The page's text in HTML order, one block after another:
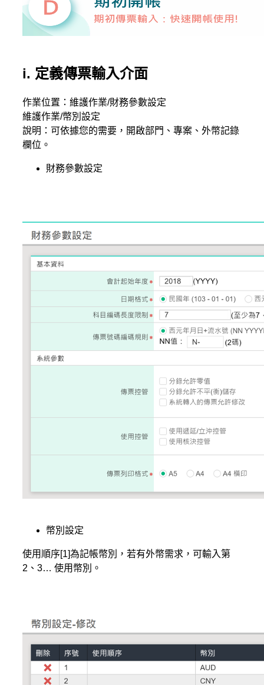
i. 定義傳票輸入介面
作業位置：維護作業/財務參數設定
維護作業/幣別設定
說明：可依據您的需要，開啟部門、專案、外幣記錄
欄位。
財務參數設定
幣別設定
使用順序[1]為記帳幣別，若有外幣需求，可輸入第
2、3… 使用幣別。